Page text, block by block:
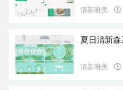
清新唯美
夏日清新森
清新唯美